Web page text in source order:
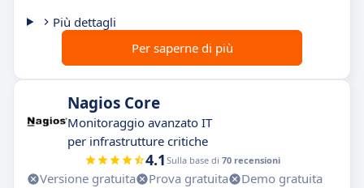
Più dettagli
Per saperne di più
Nagios Core
Monitoraggio avanzato IT
per infrastrutture critiche
4.1 Sulla base di 70 recensioni
Versione gratuita Prova gratuita
Demo gratuita